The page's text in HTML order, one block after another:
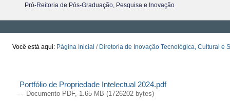
Pró-Reitoria de Pós-Graduação, Pesquisa e Inovação
Você está aqui: Página Inicial / Diretoria de Inovação Tecnológica, Cultural e
Portfólio de Propriedade Intelectual
— Documento PDF, 1.65 MB (1726202 bytes)